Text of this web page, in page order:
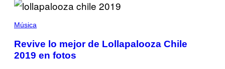
Música
Revive lo mejor de Lollapalooza Chile
2019 en fotos